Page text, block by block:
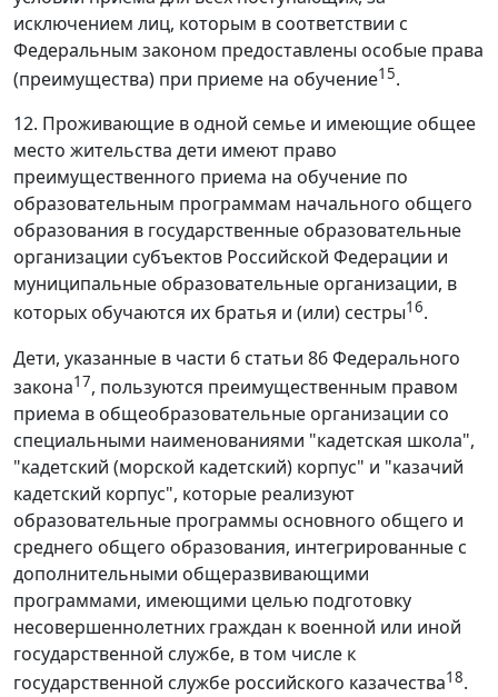
исключением лиц, которым в соответствии с
Федеральным законом предоставлены особые права
(преимущества) при приеме на обучение15.
12. Проживающие в одной семье и имеющие общее
место жительства дети имеют право
преимущественного приема на обучение по
образовательным программам начального общего
образования в государственные образовательные
организации субъектов Российской Федерации и
муниципальные образовательные организации, в
которых обучаются их братья и (или) сестры16.
Дети, указанные в части 6 статьи 86 Федерального
закона17, пользуются преимущественным правом
приема в общеобразовательные организации со
специальными наименованиями "кадетская школа",
"кадетский (морской кадетский) корпус" и "казачий
кадетский корпус", которые реализуют
образовательные программы основного общего и
среднего общего образования, интегрированные с
дополнительными общеразвивающими
программами, имеющими целью подготовку
несовершеннолетних граждан к военной или иной
государственной службе, в том числе к
государственной службе российского казачества18.